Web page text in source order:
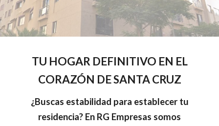
TU HOGAR DEFINITIVO EN EL
CORAZÓN DE SANTA CRUZ
¿Buscas estabilidad para establecer tu
residencia? En RG Empresas somos